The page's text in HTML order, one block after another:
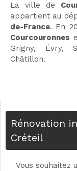
La ville de
appartient au
de-France. En
Courcouronnes
Grigny, Évry,
Châtillon.
Rénovation
Créteil
Vous souhaitez